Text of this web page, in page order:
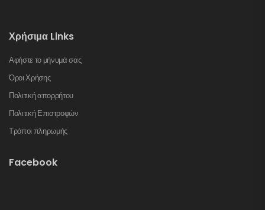
Χρήσιμα Links
Αφήστε το μήνυμά σας
Όροι Χρήσης
Πολιτική απορρήτου
Πολιτική Επιστροφών
Τρόποι πληρωμής
Facebook